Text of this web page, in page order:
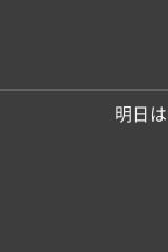
明日